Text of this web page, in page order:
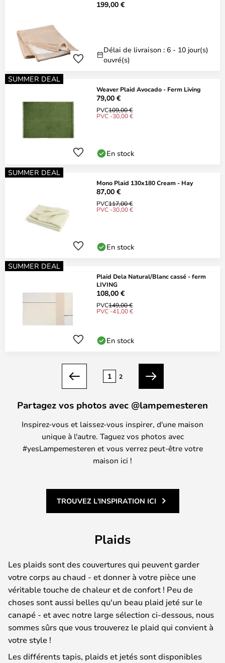
199,00 €
Délai de livraison : 6 - 10 jour(s)
ouvré(s)
SUMMER DEAL
Weaver Plaid Avocado - Ferm Living
79,00 €
PVC109,00 €
PVC -30,00 €
En stock
SUMMER DEAL
Mono Plaid 130x180 Cream - Hay
87,00 €
PVC117,00 €
PVC -30,00 €
En stock
SUMMER DEAL
Plaid Dela Natural/Blanc cassé - ferm
LIVING
108,00 €
PVC149,00 €
PVC -41,00 €
En stock
Précédent
1 2
Suivant
Partagez vos photos avec @lampemesteren
Inspirez-vous et laissez-vous inspirer, d'une maison
unique à l'autre. Taguez vos photos avec
#yesLampemesteren et vous verrez peut-être votre
maison ici !
TROUVEZ L'INSPIRATION ICI
Plaids
Les plaids sont des couvertures qui peuvent garder
votre corps au chaud - et donner à votre pièce une
véritable touche de chaleur et de confort ! Peu de
choses sont aussi belles qu'un beau plaid jeté sur le
canapé - et avec notre large sélection ci-dessous, nous
sommes sûrs que vous trouverez le plaid qui convient à
votre style !
Les différents tapis, plaids et jetés sont disponibles